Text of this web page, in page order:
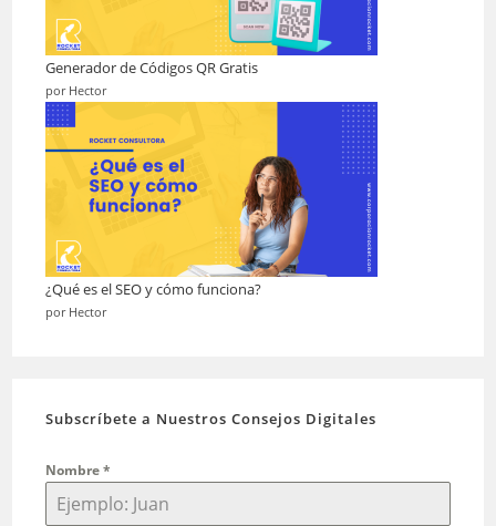
Generador de Códigos QR Gratis
por Hector
¿Qué es el SEO y cómo funciona?
por Hector
Subscríbete a Nuestros Consejos Digitales
Nombre*